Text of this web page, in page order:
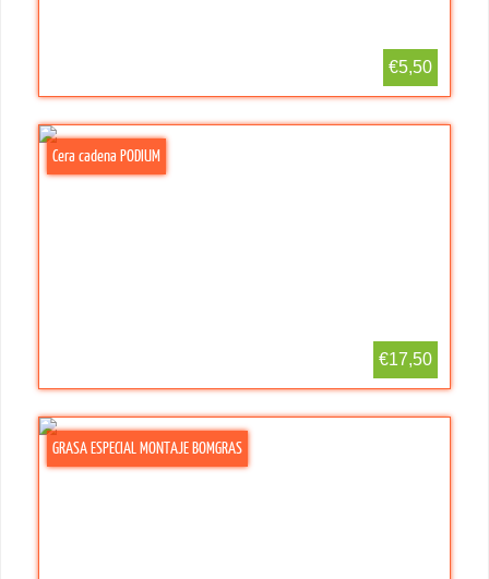
€5,50
Cera cadena PODIUM
€17,50
GRASA ESPECIAL MONTAJE BOMGRAS